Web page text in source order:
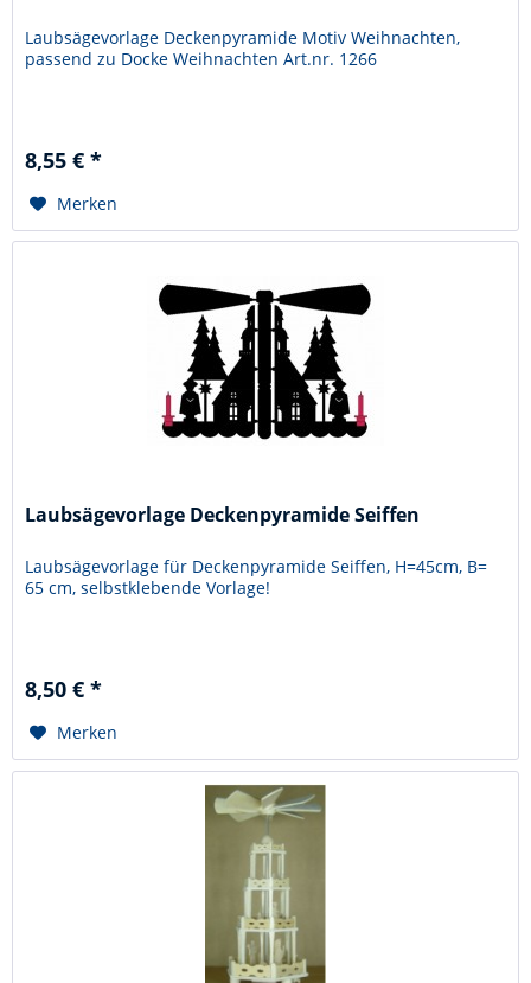
Laubsägevorlage Deckenpyramide Motiv Weihnachten,
passend zu Docke Weihnachten Art.nr. 1266
8,55 € *
Merken
Laubsägevorlage Deckenpyramide Seiffen
Laubsägevorlage für Deckenpyramide Seiffen, H=45cm, B=
65 cm, selbstklebende Vorlage!
8,50 € *
Merken